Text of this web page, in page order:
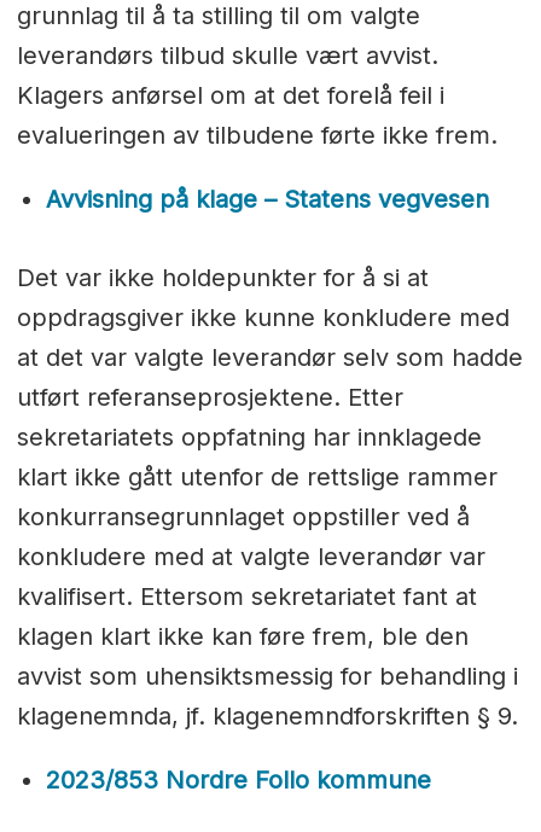
grunnlag til å ta stilling til om valgte
leverandørs tilbud skulle vært avvist.
Klagers anførsel om at det forelå feil i
evalueringen av tilbudene førte ikke frem.
Avvisning på klage – Statens vegvesen
Det var ikke holdepunkter for å si at
oppdragsgiver ikke kunne konkludere med
at det var valgte leverandør selv som hadde
utført referanseprosjektene. Etter
sekretariatets oppfatning har innklagede
klart ikke gått utenfor de rettslige rammer
konkurransegrunnlaget oppstiller ved å
konkludere med at valgte leverandør var
kvalifisert. Ettersom sekretariatet fant at
klagen klart ikke kan føre frem, ble den
avvist som uhensiktsmessig for behandling i
klagenemnda, jf. klagenemndforskriften § 9.
2023/853 Nordre Follo kommune